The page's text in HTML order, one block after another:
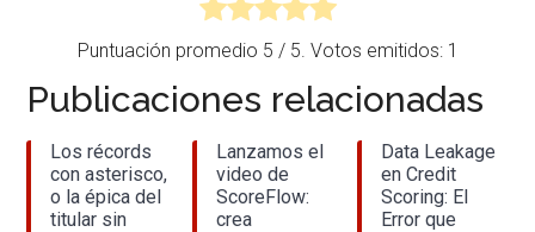
Puntuación promedio 5 / 5. Votos emitidos: 1
Publicaciones relacionadas
Los récords
con asterisco,
o la épica del
titular sin
Lanzamos el
video de
ScoreFlow:
crea
Data Leakage
en Credit
Scoring: El
Error que